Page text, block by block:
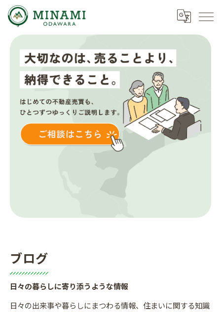
日々の暮らしに寄り添うような情報
ブログ
日々の出来事や暮らしにまつわる情報、住まいに関する知識